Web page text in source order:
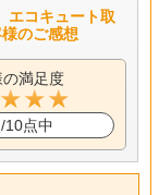
コキュート取
のご感想
の満足度
10点中